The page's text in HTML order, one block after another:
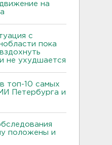
на
с
пока
не ухудшается
топ-10 самых
Петербурга и
положены и